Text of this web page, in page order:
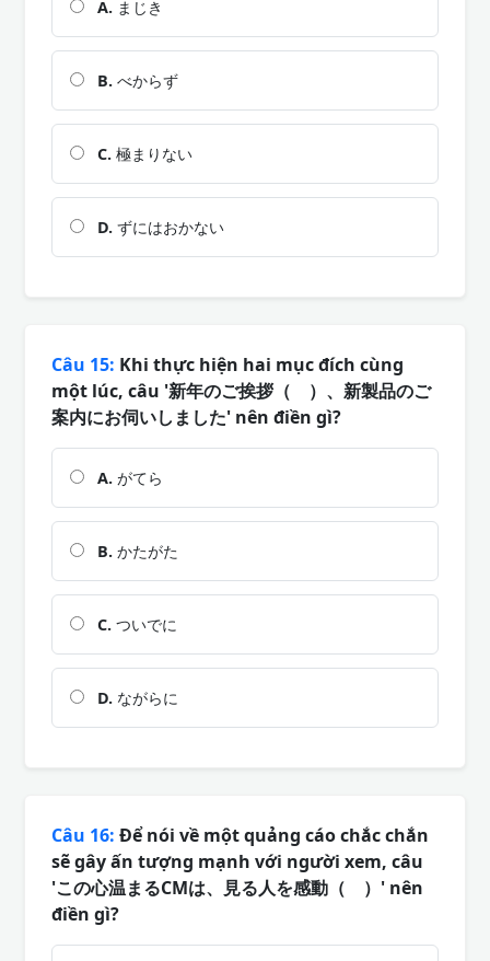
A. まじき
B. べからず
C. 極まりない
D. ずにはおかない
Câu 15: Khi thực hiện hai mục đích cùng
một lúc, câu '新年のご挨拶（ ）、新製品のご
案内にお伺いしました' nên điền gì?
A. がてら
B. かたがた
C. ついでに
D. ながらに
Câu 16: Để nói về một quảng cáo chắc chắn
sẽ gây ấn tượng mạnh với người xem, câu
'この心温まるCMは、見る人を感動（ ）' nên
điền gì?